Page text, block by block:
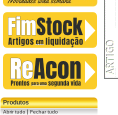
Produtos
Abrir tudo|Fechar tudo